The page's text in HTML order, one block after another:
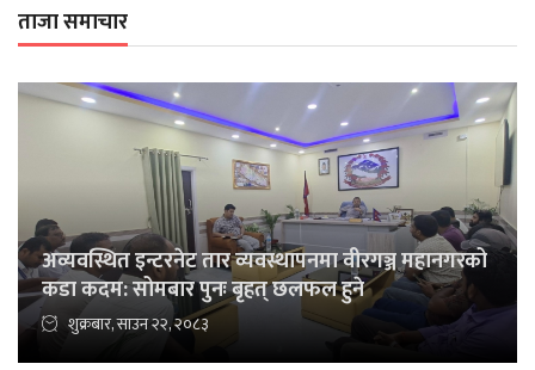
ताजा समाचार
अव्यवस्थित इन्टरनेट तार व्यवस्थापनमा वीरगञ्ज महानगरको
कडा कदम: सोमबार पुनः बृहत् छलफल हुने
शुक्रबार, साउन २२, २०८३